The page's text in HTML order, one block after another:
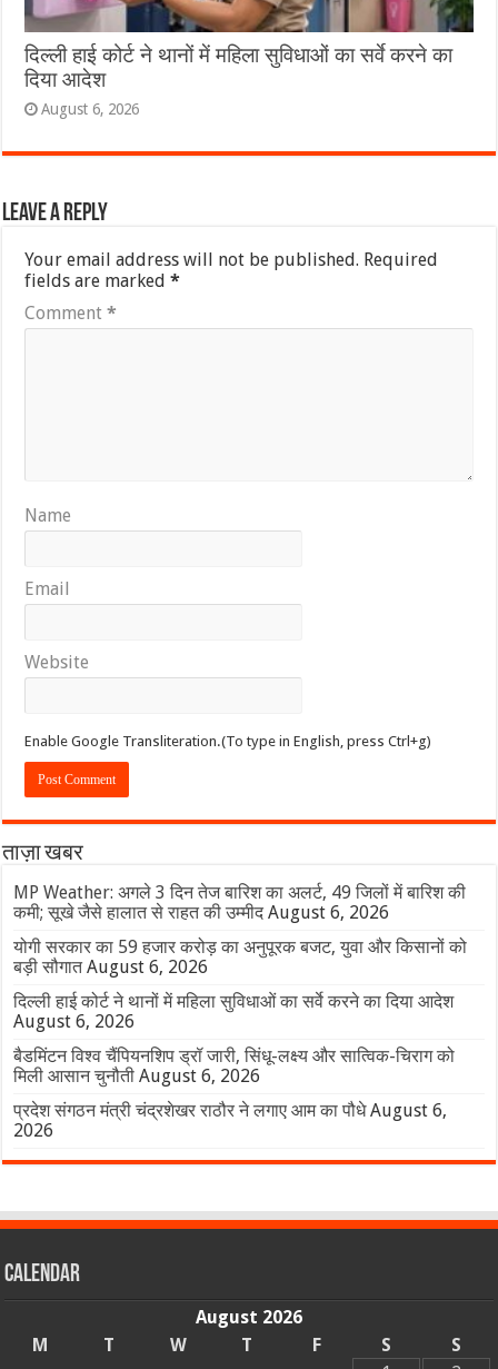
दिल्ली हाई कोर्ट ने थानों में महिला सुविधाओं का सर्वे करने का
दिया आदेश
August 6, 2026
Leave a Reply
Your email address will not be published. Required
fields are marked*
Comment*
Name
Email
Website
Enable Google Transliteration.(To type in English, press Ctrl+g)
ताज़ा खबर
MP Weather: अगले 3 दिन तेज बारिश का अलर्ट, 49 जिलों में बारिश की
कमी; सूखे जैसे हालात से राहत की उम्मीद August 6, 2026
योगी सरकार का 59 हजार करोड़ का अनुपूरक बजट, युवा और किसानों को
बड़ी सौगात August 6, 2026
दिल्ली हाई कोर्ट ने थानों में महिला सुविधाओं का सर्वे करने का दिया आदेश
August 6, 2026
बैडमिंटन विश्व चैंपियनशिप ड्रॉ जारी, सिंधू-लक्ष्य और सात्विक-चिराग को
मिली आसान चुनौती August 6, 2026
प्रदेश संगठन मंत्री चंद्रशेखर राठौर ने लगाए आम का पौधे August 6,
2026
Calendar
August 2026
M
T W T F S
S